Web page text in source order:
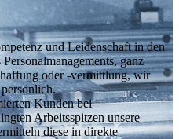
und Leidenschaft in den
ganz
oder -vermittlung, wir
Kunden bei
Arbeitsspitzen unsere
diese in direkte